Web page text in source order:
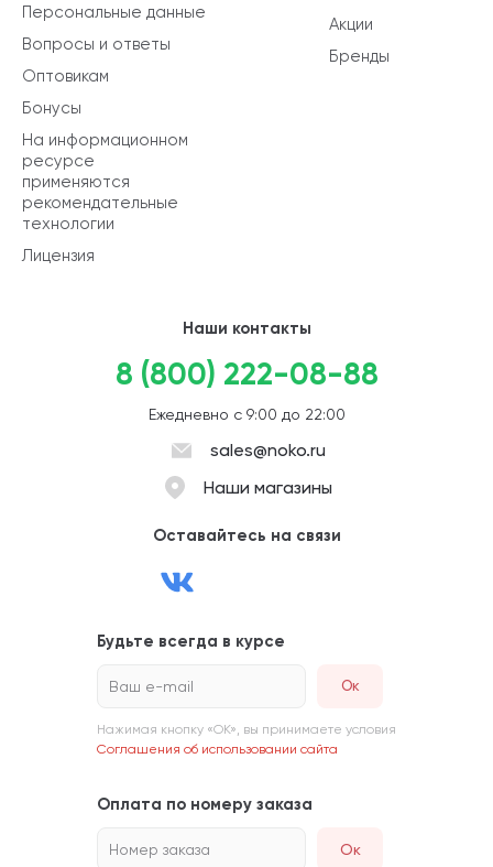
Акции
Бренды
Персональные данные
Вопросы и ответы
Оптовикам
Бонусы
На информационном
ресурсе
применяются
рекомендательные
технологии
Лицензия
Наши контакты
8 (800) 222-08-88
Ежедневно с 9:00 до 22:00
sales@noko.ru
Наши магазины
Оставайтесь на связи
Будьте всегда в курсе
Ваш e-mail
Нажимая кнопку «ОК», вы принимаете условия
Соглашения об использовании сайта
Оплата по номеру заказа
Номер заказа Ок